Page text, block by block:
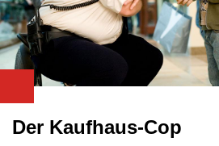
Der Kaufhaus-Cop